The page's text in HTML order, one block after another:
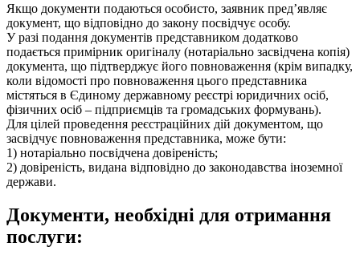
Якщо документи подаються особисто, заявник пред’являє
документ, що відповідно до закону посвідчує особу.
У разі подання документів представником додатково
подається примірник оригіналу (нотаріально засвідчена копія)
документа, що підтверджує його повноваження (крім випадку,
коли відомості про повноваження цього представника
містяться в Єдиному державному реєстрі юридичних осіб,
фізичних осіб – підприємців та громадських формувань).
Для цілей проведення реєстраційних дій документом, що
засвідчує повноваження представника, може бути:
1) нотаріально посвідчена довіреність;
2) довіреність, видана відповідно до законодавства іноземної
держави.
Документи, необхідні для отримання
послуги: